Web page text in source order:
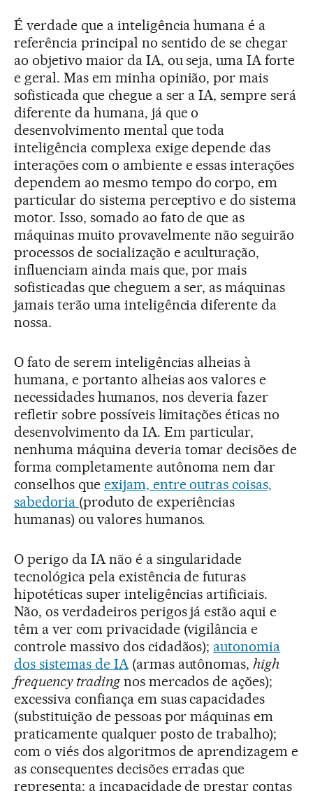
É verdade que a inteligência humana é a
referência principal no sentido de se chegar
ao objetivo maior da IA, ou seja, uma IA forte
e geral. Mas em minha opinião, por mais
sofisticada que chegue a ser a IA, sempre será
diferente da humana, já que o
desenvolvimento mental que toda
inteligência complexa exige depende das
interações com o ambiente e essas interações
dependem ao mesmo tempo do corpo, em
particular do sistema perceptivo e do sistema
motor. Isso, somado ao fato de que as
máquinas muito provavelmente não seguirão
processos de socialização e aculturação,
influenciam ainda mais que, por mais
sofisticadas que cheguem a ser, as máquinas
jamais terão uma inteligência diferente da
nossa.
O fato de serem inteligências alheias à
humana, e portanto alheias aos valores e
necessidades humanos, nos deveria fazer
refletir sobre possíveis limitações éticas no
desenvolvimento da IA. Em particular,
nenhuma máquina deveria tomar decisões de
forma completamente autônoma nem dar
conselhos que exijam, entre outras coisas,
sabedoria (produto de experiências
humanas) ou valores humanos.
O perigo da IA não é a singularidade
tecnológica pela existência de futuras
hipotéticas super inteligências artificiais.
Não, os verdadeiros perigos já estão aqui e
têm a ver com privacidade (vigilância e
controle massivo dos cidadãos); autonomia
dos sistemas de IA(armas autônomas,high
frequency tradingnos mercados de ações);
excessiva confiança em suas capacidades
(substituição de pessoas por máquinas em
praticamente qualquer posto de trabalho);
com o viés dos algoritmos de aprendizagem e
as consequentes decisões erradas que
representa; a incapacidade de prestar contas